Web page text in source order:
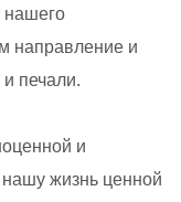
нашего
направление и
печали.
и
нашу жизнь ценной